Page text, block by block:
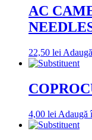
AC
22,50 lei
4,00 lei Adaugă